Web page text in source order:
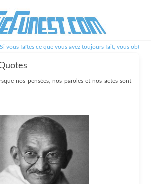
vous faîtes ce que vous avez toujours fait, vous
nos pensées, nos paroles et nos actes sont